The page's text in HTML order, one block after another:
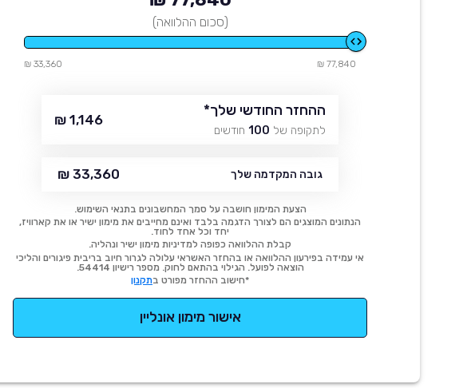
(סכום ההלוואה)
77,840 ₪
33,360 ₪
ההחזר החודשי שלך*
לתקופה של 100 חודשים
1,146 ₪
גובה המקדמה שלך 33,360 ₪
הצעת המימון חושבה על סמך המחשבונים בתנאי השימוש.
הנתונים המוצגים הם לצורך הדגמה בלבד ואינם מחייבים את מימון ישיר או את קארוויז,
יחד וכל אחד לחוד.
קבלת ההלוואה כפופה למדיניות מימון ישיר ונהליה.
אי עמידה בפירעון ההלוואה או בהחזר האשראי עלולה לגרור חיוב בריבית פיגורים והליכי
הוצאה לפועל. הגילוי בהתאם לחוק. מספר רישיון 54414.
*חישוב ההחזר מפורט בתקנון
אישור מימון אונליין